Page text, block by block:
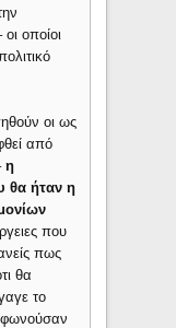
οποίοι
οι ως
από
η
θα ήταν η
που
πως
θα
το